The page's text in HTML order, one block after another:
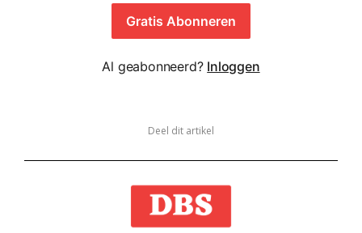
Gratis Abonneren
Al geabonneerd? Inloggen
Deel dit artikel